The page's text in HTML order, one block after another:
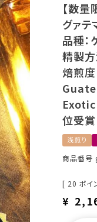
【数量
グァテ
品種：
精製方
焙煎度
位受賞
浅煎り
商品番号
[ 20 ポイ
¥